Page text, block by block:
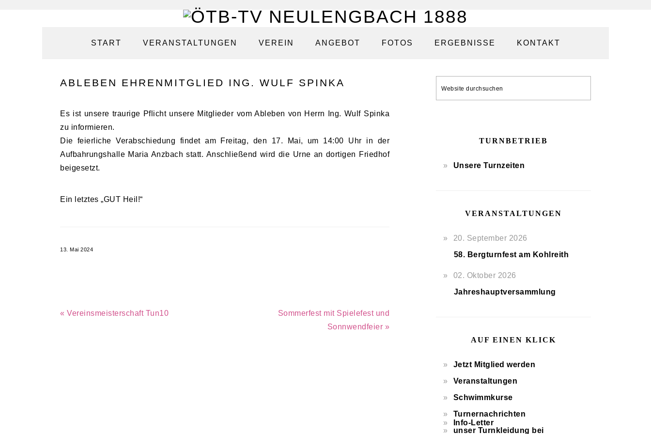
START VERANSTALTUNGEN VEREIN ANGEBOT FOTOS ERGEBNISSE KONTAKT
ABLEBEN EHRENMITGLIED ING. WULF SPINKA
Es ist unsere traurige Pflicht unsere Mitglieder vom Ableben von Herrn Ing. Wulf Spinka
zu informieren.
Die feierliche Verabschiedung findet am Freitag, den 17. Mai, um 14:00 Uhr in der
Aufbahrungshalle Maria Anzbach statt. Anschließend wird die Urne an dortigen Friedhof
beigesetzt.
Ein letztes „GUT Heil!“
13. Mai 2024
Vorheriger
« Vereinsmeisterschaft Tun10
Nächster
Sommerfest mit Spielefest und
Sonnwendfeier »
Website
durchsuchen
TURNBETRIEB
Unsere Turnzeiten
VERANSTALTUNGEN
20. September 2026
58. Bergturnfest am Kohlreith
02. Oktober 2026
Jahreshauptversammlung
AUF EINEN KLICK
Jetzt Mitglied werden
Veranstaltungen
Schwimmkurse
Turnernachrichten
unser Turnkleidung bei
Info-Letter